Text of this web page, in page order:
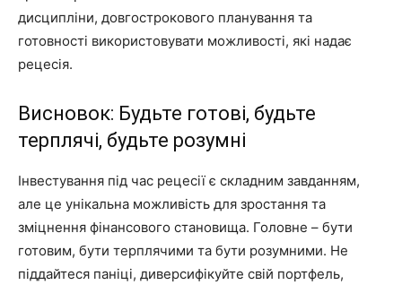
дисципліни, довгострокового планування та
готовності використовувати можливості, які надає
рецесія.
Висновок: Будьте готові, будьте
терплячі, будьте розумні
Інвестування під час рецесії є складним завданням,
але це унікальна можливість для зростання та
зміцнення фінансового становища. Головне – бути
готовим, бути терплячими та бути розумними. Не
піддайтеся паніці, диверсифікуйте свій портфель,